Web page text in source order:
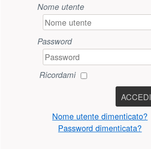
Nome utente
Password
Ricordami
ACCEDI
Nome utente dimenticato?
Password dimenticata?